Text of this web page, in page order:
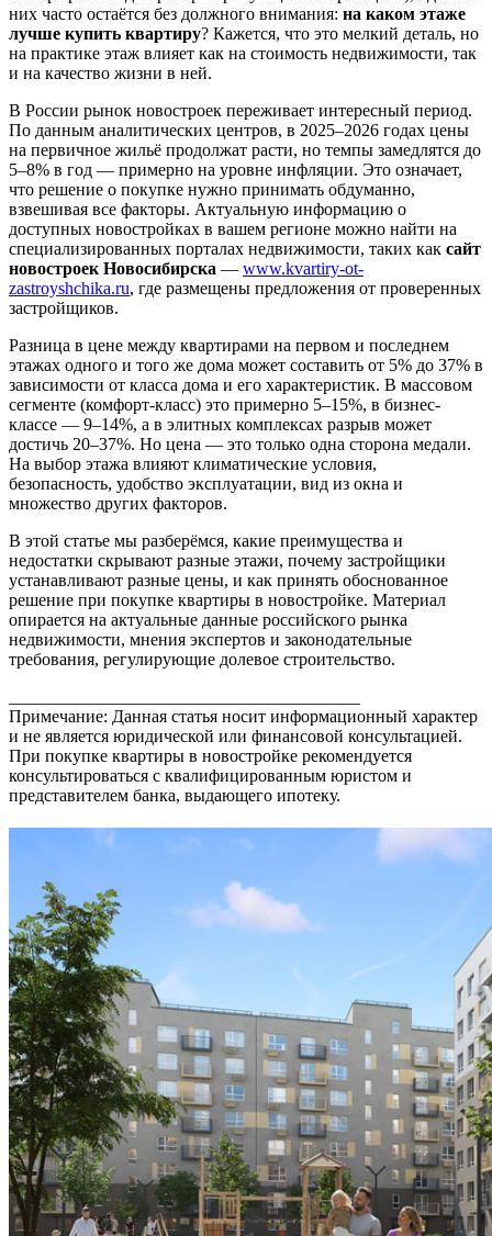
них часто остаётся без должного внимания: на каком этаже
лучше купить квартиру? Кажется, что это мелкий деталь, но
на практике этаж влияет как на стоимость недвижимости, так
и на качество жизни в ней.
В России рынок новостроек переживает интересный период.
По данным аналитических центров, в 2025–2026 годах цены
на первичное жильё продолжат расти, но темпы замедлятся до
5–8% в год — примерно на уровне инфляции. Это означает,
что решение о покупке нужно принимать обдуманно,
взвешивая все факторы. Актуальную информацию о
доступных новостройках в вашем регионе можно найти на
специализированных порталах недвижимости, таких как сайт
новостроек Новосибирска — www.kvartiry-ot-
zastroyshchika.ru, где размещены предложения от проверенных
застройщиков.
Разница в цене между квартирами на первом и последнем
этажах одного и того же дома может составить от 5% до 37% в
зависимости от класса дома и его характеристик. В массовом
сегменте (комфорт-класс) это примерно 5–15%, в бизнес-
классе — 9–14%, а в элитных комплексах разрыв может
достичь 20–37%. Но цена — это только одна сторона медали.
На выбор этажа влияют климатические условия,
безопасность, удобство эксплуатации, вид из окна и
множество других факторов.
В этой статье мы разберёмся, какие преимущества и
недостатки скрывают разные этажи, почему застройщики
устанавливают разные цены, и как принять обоснованное
решение при покупке квартиры в новостройке. Материал
опирается на актуальные данные российского рынка
недвижимости, мнения экспертов и законодательные
требования, регулирующие долевое строительство.
Примечание: Данная статья носит информационный характер
и не является юридической или финансовой консультацией.
При покупке квартиры в новостройке рекомендуется
консультироваться с квалифицированным юристом и
представителем банка, выдающего ипотеку.